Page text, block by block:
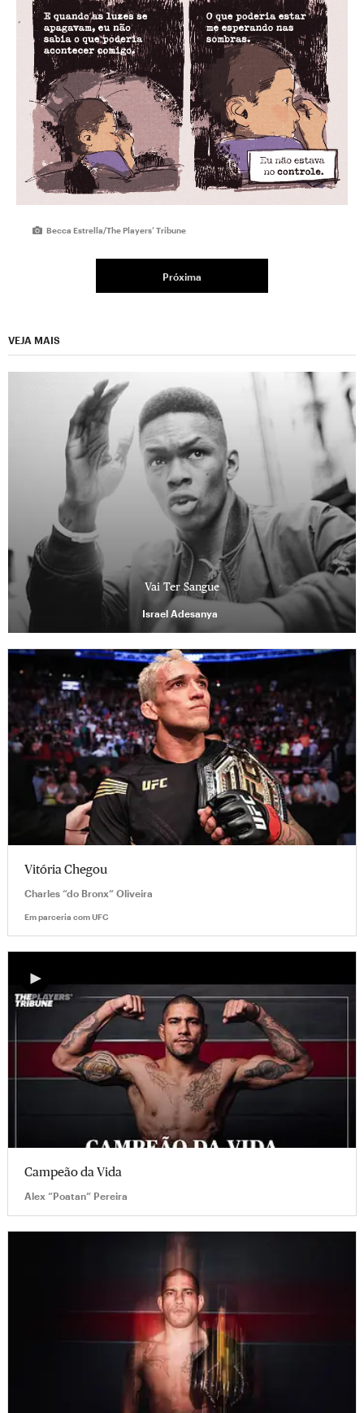
Becca Estrella/The Players’ Tribune
Próxima
VEJA MAIS
Vai Ter Sangue
Israel Adesanya
Vitória Chegou
Charles “do Bronx” Oliveira
Em parceria comUFC
Campeão da Vida
Alex “Poatan” Pereira